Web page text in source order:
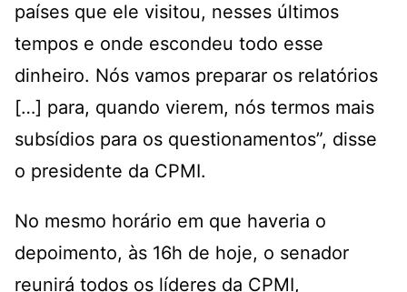
países que ele visitou, nesses últimos
tempos e onde escondeu todo esse
dinheiro. Nós vamos preparar os relatórios
[…] para, quando vierem, nós termos mais
subsídios para os questionamentos”, disse
o presidente da CPMI.
No mesmo horário em que haveria o
depoimento, às 16h de hoje, o senador
reunirá todos os líderes da CPMI,